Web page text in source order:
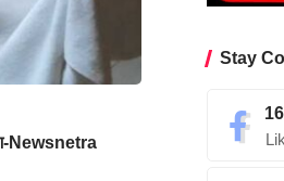
Newsnetra
Stay